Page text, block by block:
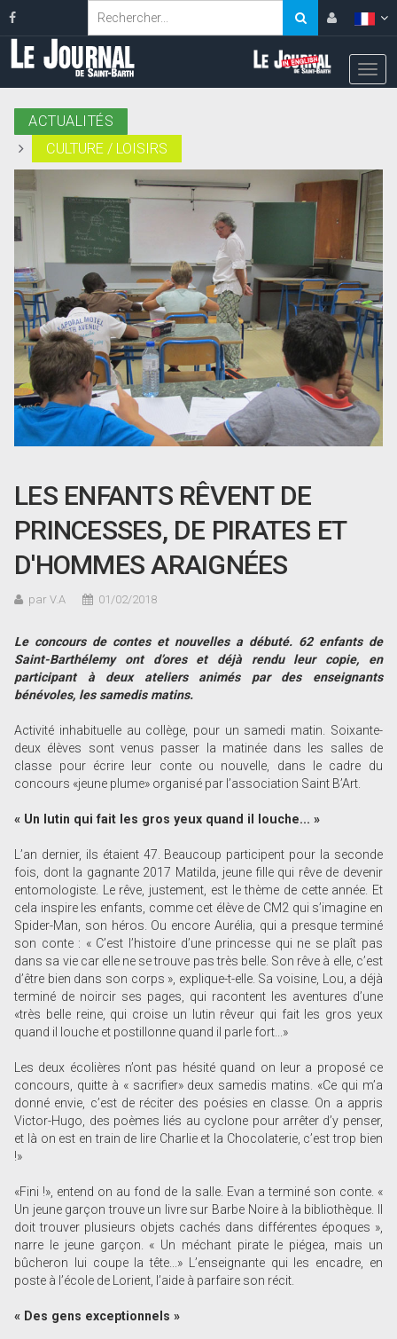
ACTUALITÉS
CULTURE / LOISIRS
LES ENFANTS RÊVENT DE
PRINCESSES, DE PIRATES ET
D'HOMMES ARAIGNÉES
par V.A 01/02/2018
Le concours de contes et nouvelles a débuté. 62 enfants de
Saint-Barthélemy ont d’ores et déjà rendu leur copie, en
participant à deux ateliers animés par des enseignants
bénévoles, les samedis matins.
Activité inhabituelle au collège, pour un samedi matin. Soixante-
deux élèves sont venus passer la matinée dans les salles de
classe pour écrire leur conte ou nouvelle, dans le cadre du
concours «jeune plume» organisé par l’association Saint B’Art.
« Un lutin qui fait les gros yeux quand il louche... »
L’an dernier, ils étaient 47. Beaucoup participent pour la seconde
fois, dont la gagnante 2017 Matilda, jeune fille qui rêve de devenir
entomologiste. Le rêve, justement, est le thème de cette année. Et
cela inspire les enfants, comme cet élève de CM2 qui s’imagine en
Spider-Man, son héros. Ou encore Aurélia, qui a presque terminé
son conte : « C’est l’histoire d’une princesse qui ne se plaît pas
dans sa vie car elle ne se trouve pas très belle. Son rêve à elle, c’est
d’être bien dans son corps », explique-t-elle. Sa voisine, Lou, a déjà
terminé de noircir ses pages, qui racontent les aventures d’une
«très belle reine, qui croise un lutin rêveur qui fait les gros yeux
quand il louche et postillonne quand il parle fort...»
Les deux écolières n’ont pas hésité quand on leur a proposé ce
concours, quitte à « sacrifier» deux samedis matins. «Ce qui m’a
donné envie, c’est de réciter des poésies en classe. On a appris
Victor-Hugo, des poèmes liés au cyclone pour arrêter d’y penser,
et là on est en train de lire Charlie et la Chocolaterie, c’est trop bien
!»
«Fini !», entend on au fond de la salle. Evan a terminé son conte. «
Un jeune garçon trouve un livre sur Barbe Noire à la bibliothèque. Il
doit trouver plusieurs objets cachés dans différentes époques »,
narre le jeune garçon. « Un méchant pirate le piégea, mais un
bûcheron lui coupe la tête...» L’enseignante qui les encadre, en
poste à l’école de Lorient, l’aide à parfaire son récit.
« Des gens exceptionnels »